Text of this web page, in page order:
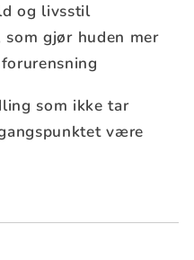
og livsstil
som gjør huden mer
som ikke tar
være